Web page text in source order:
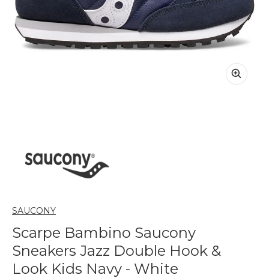
SAUCONY
Scarpe Bambino Saucony
Sneakers Jazz Double Hook &
Look Kids Navy - White